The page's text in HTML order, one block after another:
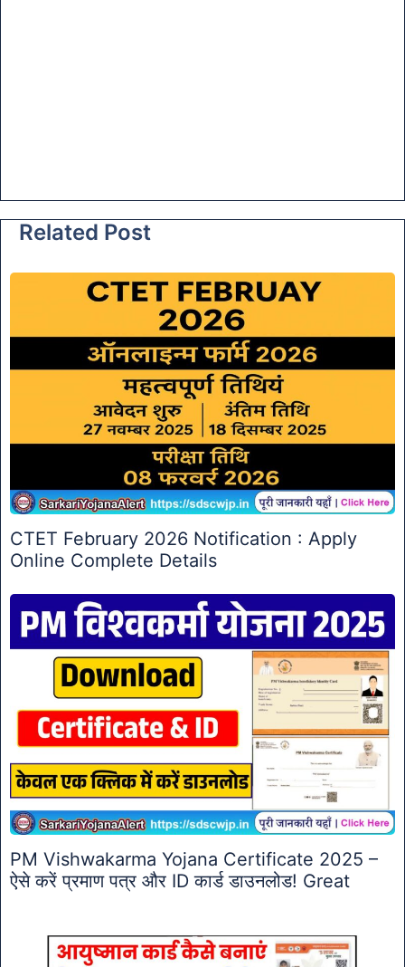
Related Post
CTET February 2026 Notification : Apply
Online Complete Details
PM Vishwakarma Yojana Certificate 2025 –
ऐसे करें प्रमाण पत्र और ID कार्ड डाउनलोड! Great